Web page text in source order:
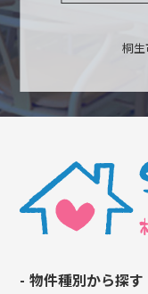
桐
物件種別から探す